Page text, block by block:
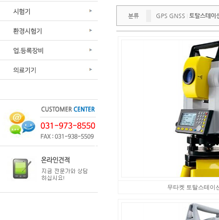
분류 GPS GNSS 토탈스테이
무타켓 토탈스테이